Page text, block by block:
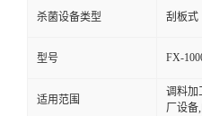
杀菌设备类型 刮板式
型号 FX-
适用范围
调料加
厂设备